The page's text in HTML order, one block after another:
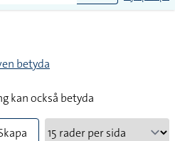
betyda
kan också betyda